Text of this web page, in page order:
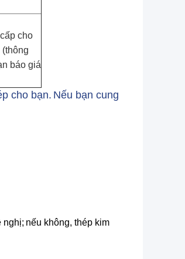
cho
báo giá
cho bạn. Nếu bạn cung
nghị; nếu không, thép kim